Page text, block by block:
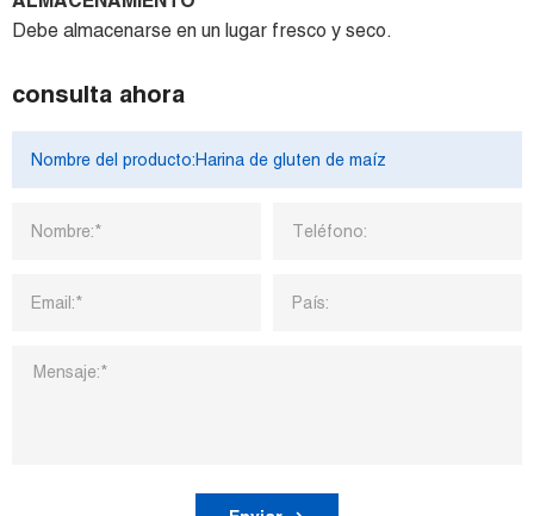
Debe almacenarse en un lugar fresco y seco.
consulta ahora